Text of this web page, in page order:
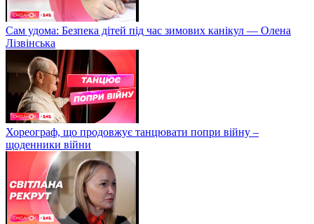
Сам удома: Безпека дітей під час зимових канікул — Олена
Лізвінська
Хореограф, що продовжує танцювати попри війну –
щоденники війни